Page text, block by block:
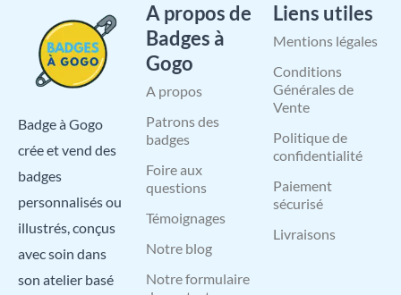
Badge à Gogo
crée et vend des
badges
personnalisés ou
illustrés, conçus
avec soin dans
son atelier basé
A propos de
Badges à
Gogo
A propos
Patrons des
badges
Foire aux
questions
Témoignages
Notre blog
Notre formulaire
Liens utiles
Mentions légales
Conditions
Générales de
Vente
Politique de
confidentialité
Paiement
sécurisé
Livraisons